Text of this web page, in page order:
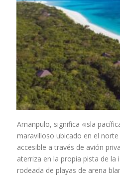
Amanpulo, significa «isla
maravilloso ubicado en el norte
accesible a través de avión
aterriza en la propia pista de la
rodeada de playas de arena